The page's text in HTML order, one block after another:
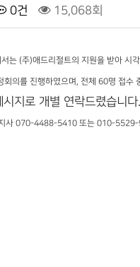
0건 15,068회
는 (주)애드리절트의 지원을 받아 시
의를 진행하였으며, 전체 60명 접수
지로 개별 연락드렸습니다.
지사 070-4488-5410 또는 010-